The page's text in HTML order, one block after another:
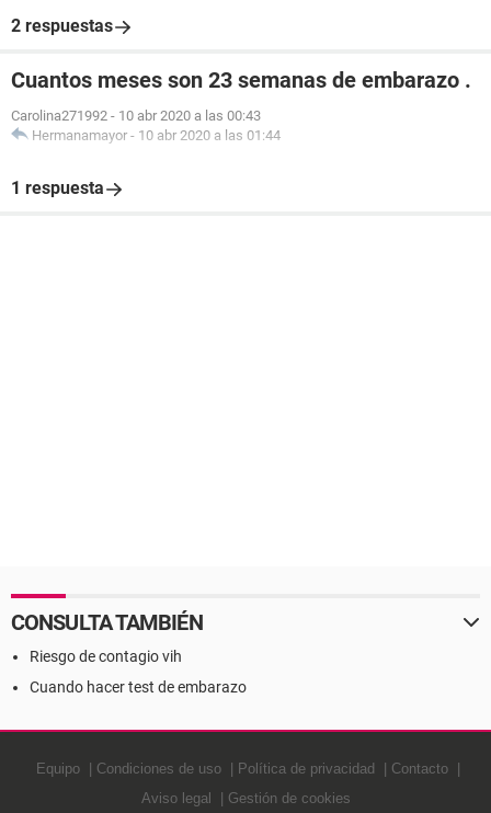
2 respuestas
Cuantos meses son 23 semanas de embarazo .
Carolina271992 - 10 abr 2020 a las 00:43
Hermanamayor - 10 abr 2020 a las 01:44
1 respuesta
CONSULTA TAMBIÉN
Riesgo de contagio vih
Cuando hacer test de embarazo
Equipo Condiciones de uso Política de privacidad
Contacto
Aviso legal
Gestión de cookies